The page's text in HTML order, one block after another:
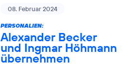
08. Februar 2024
PERSONALIEN:
Alexander Becker
und Ingmar Höhmann
übernehmen